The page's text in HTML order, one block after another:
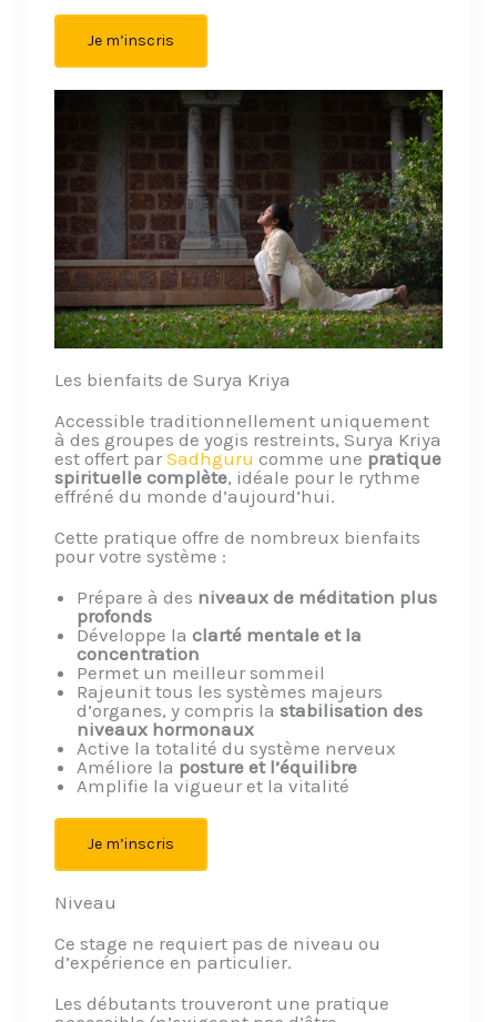
Je m’inscris
Les bienfaits de Surya Kriya
Accessible traditionnellement uniquement
à des groupes de yogis restreints, Surya Kriya
est offert parSadhgurucomme une pratique
spirituelle complète, idéale pour le rythme
effréné du monde d’aujourd’hui.
Cette pratique offre de nombreux bienfaits
pour votre système :
Prépare à des niveaux de méditation plus
profonds
Développe laclarté mentale et la
concentration
Permet un meilleur sommeil
Rajeunit tous les systèmes majeurs
d’organes, y compris lastabilisation des
niveaux hormonaux
Active la totalité du système nerveux
Améliore la posture et l’équilibre
Amplifie la vigueur et la vitalité
Je m’inscris
Niveau
Ce stage ne requiert pas de niveau ou
d’expérience en particulier.
Les débutants trouveront une pratique